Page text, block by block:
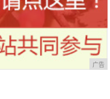
广告